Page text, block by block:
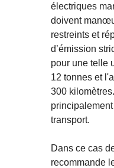
électriques
doivent
restreints et
d’émission
pour une telle
12 tonnes et
300
transport.
Dans ce cas
recommande